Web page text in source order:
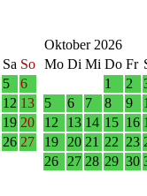
Sa So
5
6
12 13
19 20
26 27
Oktober 2026
Mo Di Mi Do Fr
1
2
5
6 7 8 9
12
13 14 15 16
19
20 21 22 23
26
27 28 29 30